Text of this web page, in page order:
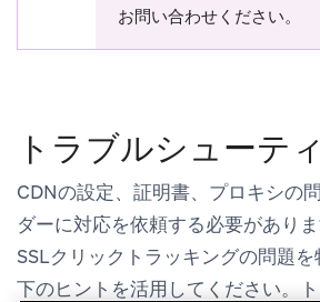
お問い合わせください。
トラブルシューテ
CDNの設定、証明書、プロキシの
ダーに対応を依頼する必要があり
SSLクリックトラッキングの問題
下のヒントを活用してください。